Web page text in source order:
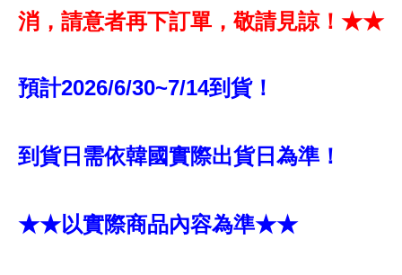
消，請意者再下訂單，敬請見諒！★★
預計2026/6/30~7/14到貨！
到貨日需依韓國實際出貨日為準！
★★以實際商品內容為準★★